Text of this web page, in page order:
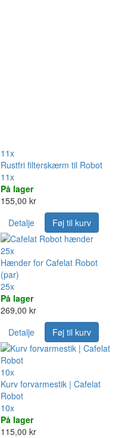
11x
Rustfri filterskærm til Robot
11x
På lager
155,00 kr
Detalje
Føj til kurv
25x
Hænder for Cafelat Robot
(par)
25x
På lager
269,00 kr
Detalje
Føj til kurv
10x
Kurv forvarmestik | Cafelat
Robot
10x
På lager
115,00 kr